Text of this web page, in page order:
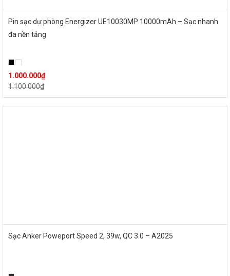
Pin sạc dự phòng Energizer UE10030MP 10000mAh – Sạc nhanh
đa nền tảng
1.000.000₫
1.100.000₫
Sạc Anker Poweport Speed 2, 39w, QC 3.0 – A2025